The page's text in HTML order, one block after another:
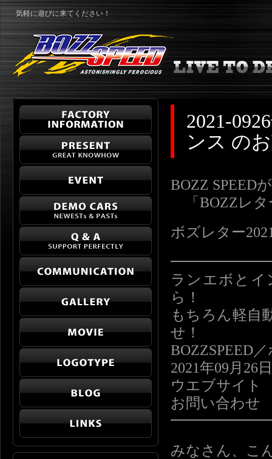
気軽に遊びに来てください！
2021-
ンス の
BOZZ SPEED
「BOZZレタ
ボズレター
ランエボとイ
ら！
もちろん軽自
せ！
BOZZSPEED
2021年09月26
ウエブサイ
お問い合わ
みなさん、こ